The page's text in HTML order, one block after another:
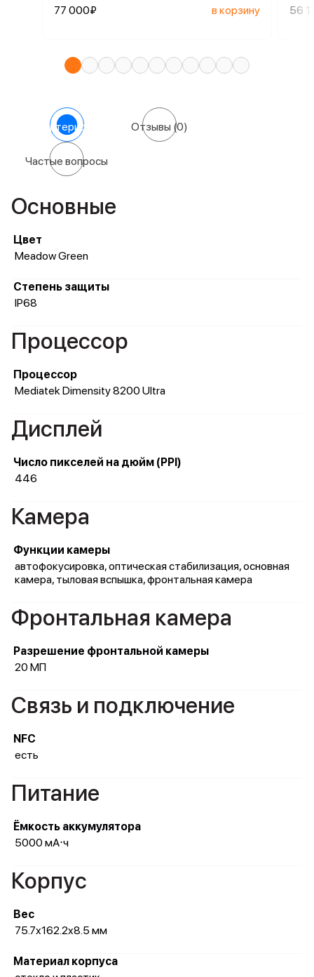
77 000₽
в корзину
56
Характеристики Отзывы (0)
Частые вопросы
Основные
Цвет
Meadow Green
Степень защиты
IP68
Процессор
Процессор
Mediatek Dimensity 8200 Ultra
Дисплей
Число пикселей на дюйм (PPI)
446
Камера
Функции камеры
автофокусировка, оптическая стабилизация, основная
камера, тыловая вспышка, фронтальная камера
Фронтальная камера
Разрешение фронтальной камеры
20 МП
Связь и подключение
NFC
есть
Питание
Ёмкость аккумулятора
5000 мА⋅ч
Корпус
Вес
75.7x162.2x8.5 мм
Материал корпуса